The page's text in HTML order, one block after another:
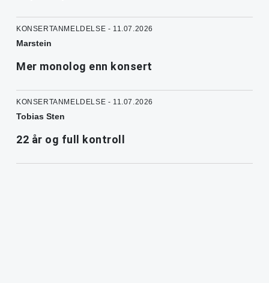
KONSERTANMELDELSE - 11.07.2026
Marstein
Mer monolog enn konsert
KONSERTANMELDELSE - 11.07.2026
Tobias Sten
22 år og full kontroll